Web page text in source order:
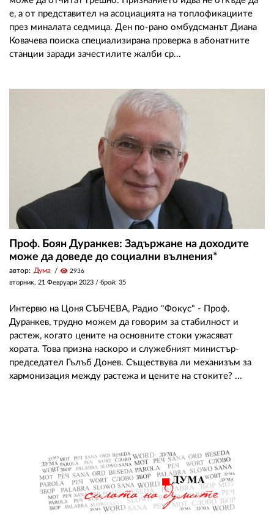
е, а от представител на асоциацията на топлофикациите
през миналата седмица. Ден по-рано омбудсманът Диана
Ковачева поиска специализирана проверка в абонатните
станции заради зачестилите жалби ср...
Проф. Боян Дуранкев: Задържане на доходите
може да доведе до социални вълнения*
автор: Дума visibility 2936
вторник, 21 Февруари 2023 / брой: 35
Интервю на Цоня СЪБЧЕВА, Радио "Фокус" - Проф.
Дуранкев, трудно можем да говорим за стабилност и
растеж, когато цените на основните стоки ужасяват
хората. Това призна наскоро и служебният министър-
председател Гълъб Донев. Съществува ли механизъм за
хармонизация между растежа и цените на стоките? ...